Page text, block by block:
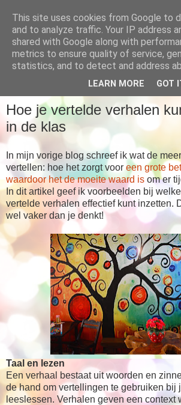
Babboes' blog
... meer dan alleen maar verhalen
Hoe je vertelde verhalen
in de klas
In mijn vorige blog schreef ik wat de
vertellen: hoe het zorgt voor een grote
waardoor het de moeite waard is om er
In dit artikel geef ik voorbeelden bij
vertelde verhalen effectief kunt inzetten.
wel vaker dan je denkt!
Taal en lezen
Een verhaal bestaat uit woorden en
de hand om vertellingen te gebruiken bij
leeslessen. Verhalen geven een context
This site uses cookies from Google to
and to analyze traffic. Your IP address
shared with Google along with
metrics to ensure quality of service,
statistics, and to detect and address
LEARN MORE GOT